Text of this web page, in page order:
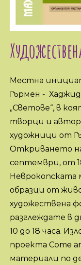
Местна
Гърмен -
„Светове“, в
творци и
художници от
Откриването
септември, от
образци от
художествена
разглеждате в
10 до 18 часа.
проекта Come
материали по